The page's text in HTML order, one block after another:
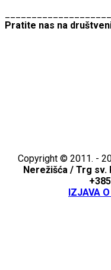
Pratite nas na
Copyright © 2011. -
Nerežišća /Trg sv.
IZJAVA